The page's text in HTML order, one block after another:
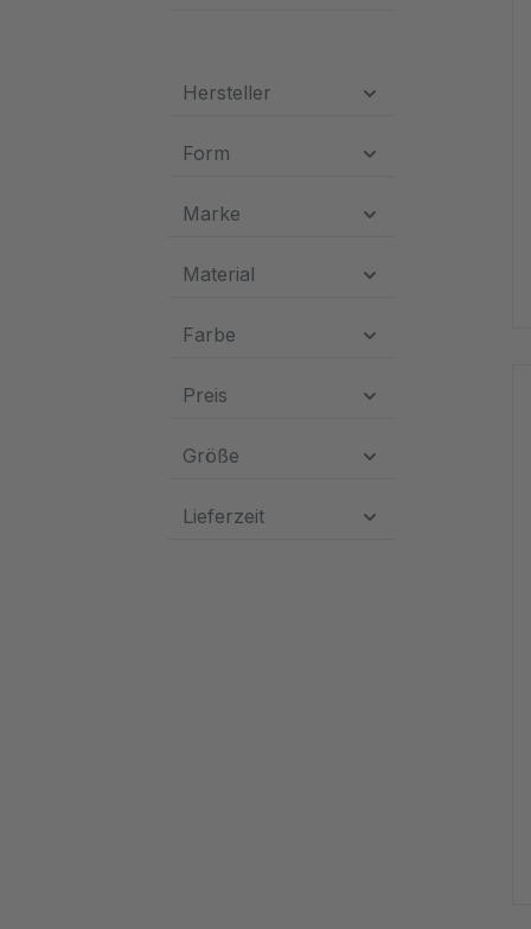
Hersteller
Form
Marke
Material
Farbe
Preis
Größe
Lieferzeit